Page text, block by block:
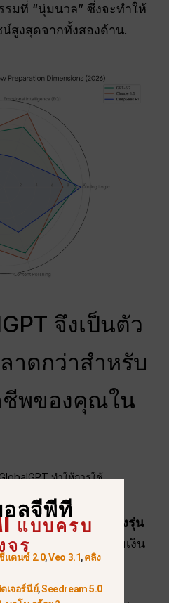
รมที่ “นุ่มนวล” ซึ่งจะทำให้
สูงสุดจากทั้งสองด้าน.
จึงเป็นตัว
าดกว่าสำหรับ
ชีพของคุณใน
ทำให้การใช้
ะราคาถูกมาก
“ครบจบในที่เดียว” ของรุ่น
ที่เดียว:
แทนที่จะจ่ายเงิน
ตกต่างกันสิบแห่ง คุณ
Claude 4.5 และ
ลจีพีที
แบบครบ
จร
แดนซ์ 2.0,Veo 3.1,คลิง
เจอร์นีย์,Seedream 5.0